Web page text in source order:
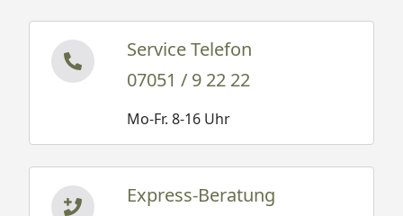
Service Telefon
07051 / 9 22 22
Mo-Fr. 8-16 Uhr
Express-Beratung